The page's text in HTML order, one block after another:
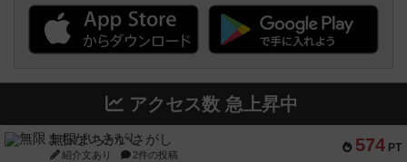
アクセス数 急上昇中
574 PT
無限まちがいさがし
紹介文あり 2件の投稿